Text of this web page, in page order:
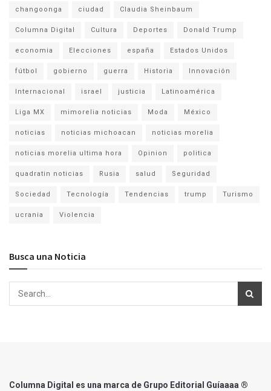
changoonga ciudad Claudia Sheinbaum
Columna Digital Cultura Deportes Donald Trump
economia Elecciones españa Estados Unidos
fútbol gobierno guerra Historia Innovación
Internacional israel justicia Latinoamérica
Liga MX mimorelia noticias Moda México
noticias noticias michoacan noticias morelia
noticias morelia ultima hora Opinion politica
quadratin noticias Rusia salud Seguridad
Sociedad Tecnología Tendencias trump Turismo
ucrania Violencia
Busca una Noticia
Columna Digital es una marca de Grupo Editorial Guíaaaa ®